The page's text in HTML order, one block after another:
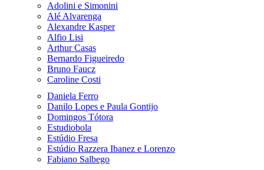
Adolini e Simonini
Alé Alvarenga
Alexandre Kasper
Alfio Lisi
Arthur Casas
Bernardo Figueiredo
Bruno Faucz
Caroline Costi
Daniela Ferro
Danilo Lopes e Paula Gontijo
Domingos Tótora
Estudiobola
Estúdio Fresa
Estúdio Razzera Ibanez e Lorenzo
Fabiano Salbego